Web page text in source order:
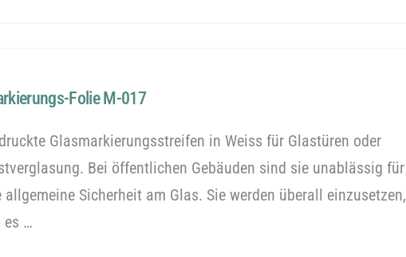
Folie M-017
Glasmarkierungsstreifen in Weiss für Glastüren oder
Bei öffentlichen Gebäuden sind sie unablässig für
allgemeine Sicherheit am Glas. Sie werden überall einzusetzen,
es …